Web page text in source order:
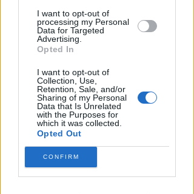
I want to opt-out of
processing my Personal
Data for Targeted
Advertising.
Opted In
I want to opt-out of
Collection, Use,
Retention, Sale, and/or
Sharing of my Personal
Data that Is Unrelated
with the Purposes for
which it was collected.
Opted Out
CONFIRM
Viavai e odore di cannabinoidi.
Blitz nell'appartamento della
spacciatrice